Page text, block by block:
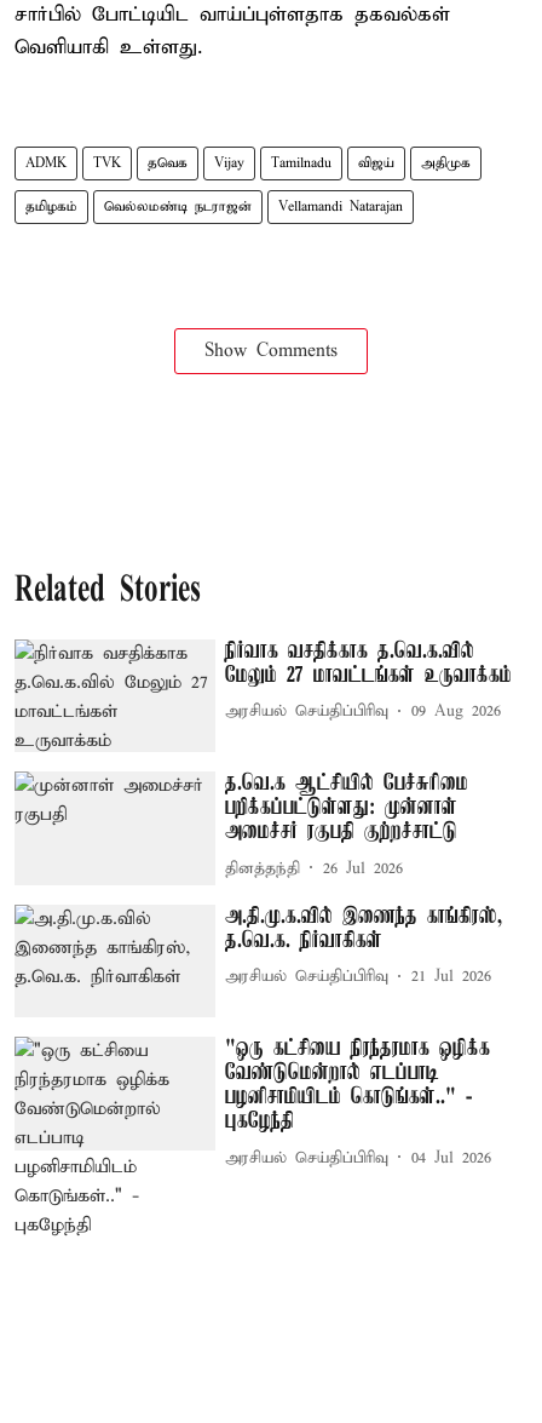
சார்பில் போட்டியிட வாய்ப்புள்ளதாக தகவல்கள்
வெளியாகி உள்ளது.
ADMK TVK தவெக Vijay Tamilnadu விஜய் அதிமுக
தமிழகம் வெல்லமண்டி நடராஜன் Vellamandi Natarajan
Show Comments
Related Stories
நிர்வாக வசதிக்காக த.வெ.க.வில்
மேலும் 27 மாவட்டங்கள் உருவாக்கம்
அரசியல் செய்திப்பிரிவு 09 Aug 2026
த.வெ.க ஆட்சியில் பேச்சுரிமை
பறிக்கப்பட்டுள்ளது: முன்னாள்
அமைச்சர் ரகுபதி குற்றச்சாட்டு
தினத்தந்தி 26 Jul 2026
அ.தி.மு.க.வில் இணைந்த காங்கிரஸ்,
த.வெ.க. நிர்வாகிகள்
அரசியல் செய்திப்பிரிவு 21 Jul 2026
"ஒரு கட்சியை நிரந்தரமாக ஒழிக்க
வேண்டுமென்றால் எடப்பாடி
பழனிசாமியிடம் கொடுங்கள்.." -
புகழேந்தி
அரசியல் செய்திப்பிரிவு 04 Jul 2026